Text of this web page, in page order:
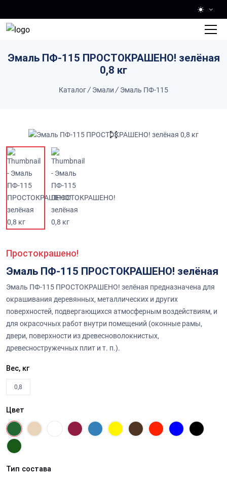
Эмаль ПФ-115 ПРОСТОКРАШЕНО! зелёная
0,8 кг
Каталог/ Эмали / Эмаль ПФ-115
Простокрашено!
Эмаль ПФ-115 ПРОСТОКРАШЕНО! зелёная
Эмаль ПФ-115 ПРОСТОКРАШЕНО! зелёная предназначена для
окрашивания деревянных, металлических и других
поверхностей, подвергающихся атмосферным воздействиям, и
для окрасочных работ внутри помещений (оконные рамы,
двери, поверхности из древесноволокнистых,
древесностружечных плит и т. п.).
Вес, кг
0,8
Цвет
Тип состава